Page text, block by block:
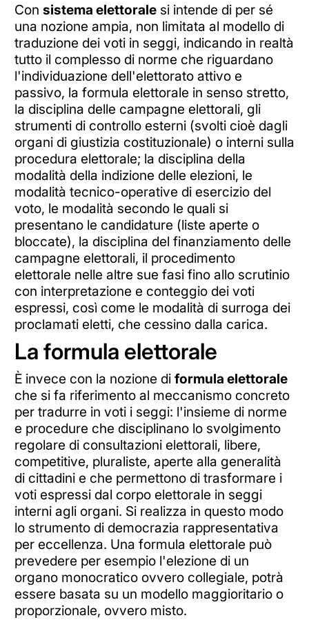
Con sistema elettoralesi intende di per sé
una nozione ampia, non limitata al modello di
traduzione dei voti in seggi, indicando in realtà
tutto il complesso di norme che riguardano
l'individuazione dell'elettorato attivo e
passivo, la formula elettorale in senso stretto,
la disciplina delle campagne elettorali, gli
strumenti di controllo esterni (svolti cioè dagli
organi di giustizia costituzionale) o interni sulla
procedura elettorale; la disciplina della
modalità della indizione delle elezioni, le
modalità tecnico-operative di esercizio del
voto, le modalità secondo le quali si
presentano le candidature (liste aperte o
bloccate), la disciplina del finanziamento delle
campagne elettorali, il procedimento
elettorale nelle altre sue fasi fino allo scrutinio
con interpretazione e conteggio dei voti
espressi, così come le modalità di surroga dei
proclamati eletti, che cessino dalla carica.
La formula elettorale
È invece con la nozione di formula elettorale
che si fa riferimento al meccanismo concreto
per tradurre in voti i seggi: l'insieme di norme
e procedure che disciplinano lo svolgimento
regolare di consultazioni elettorali, libere,
competitive, pluraliste, aperte alla generalità
di cittadini e che permettono di trasformare i
voti espressi dal corpo elettorale in seggi
interni agli organi. Si realizza in questo modo
lo strumento di democrazia rappresentativa
per eccellenza. Una formula elettorale può
prevedere per esempio l'elezione di un
organo monocratico ovvero collegiale, potrà
essere basata su un modello maggioritario o
proporzionale, ovvero misto.